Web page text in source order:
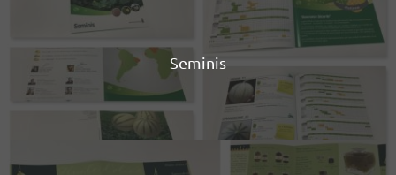
Seminis